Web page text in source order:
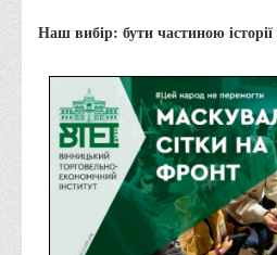
характеру
умовах війни
Що можна і не можна знімати,
Контакти державних та
допомагають тим, хто
пов'язане з конфліктом та їх
Наш вибір: бути частиною